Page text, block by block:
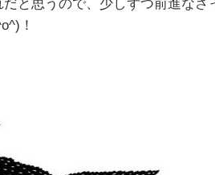
と思うので、少しずつ前進なさ
！